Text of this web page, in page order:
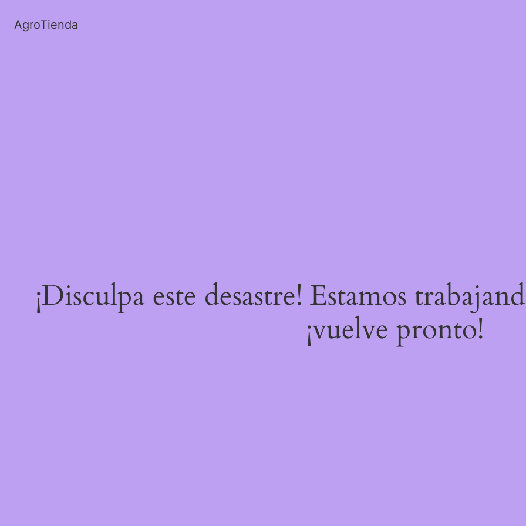
AgroTienda
¡Disculpa este desastre! Estamos
¡vuelve pronto!